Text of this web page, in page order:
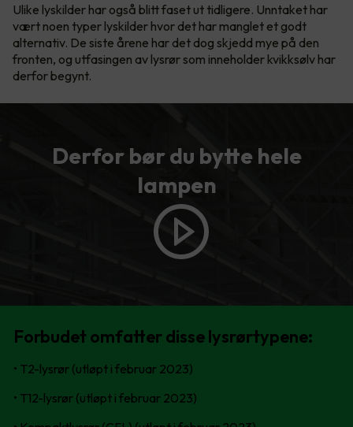
Ulike lyskilder har også blitt faset ut tidligere. Unntaket har
vært noen typer lyskilder hvor det har manglet et godt
alternativ. De siste årene har det dog skjedd mye på den
fronten, og utfasingen av lysrør som inneholder kvikksølv har
derfor begynt.
Derfor bør du bytte hele
lampen
Forbudet omfatter disse lysrørtypene:
• T2-lysrør (utløpt i februar 2023)
• T12-lysrør (utløpt i februar 2023)